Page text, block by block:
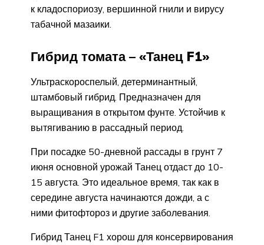
к кладоспориозу, вершинной гнили и вирусу
табачной мазаики.
Гибрид томата – «Танец F1»
Ультраскороспелый, детерминантный,
штамбовый гибрид. Предназначен для
выращивания в открытом фунте. Устойчив к
вытягиванию в рассадный период.
При посадке 50-дневной рассады в грунт 7
июня основной урожай Танец отдаст до 10-
15 августа. Это идеальное время, так как в
середине августа начинаются дожди, а с
ними фитофтороз и другие заболевания.
Гибрид Танец F1 хорош для консервирования